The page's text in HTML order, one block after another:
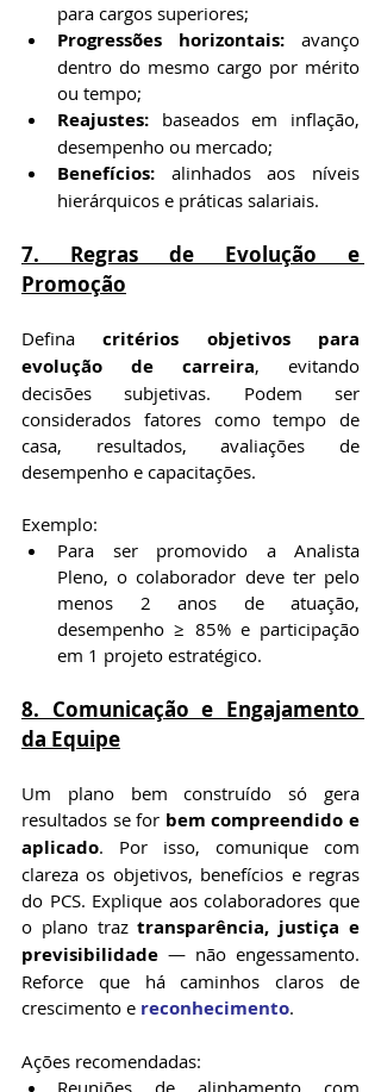
para cargos superiores;
Progressões horizontais: avanço
dentro do mesmo cargo por mérito
ou tempo;
Reajustes: baseados em inflação,
desempenho ou mercado;
Benefícios: alinhados aos níveis
hierárquicos e práticas salariais.
7. Regras de Evolução e
Promoção
Defina critérios objetivos para
evolução de carreira, evitando
decisões subjetivas. Podem ser
considerados fatores como tempo de
casa, resultados, avaliações de
desempenho e capacitações.
Exemplo:
Para ser promovido a Analista
Pleno, o colaborador deve ter pelo
menos 2 anos de atuação,
desempenho ≥ 85% e participação
em 1 projeto estratégico.
8. Comunicação e Engajamento
da Equipe
Um plano bem construído só gera
resultados se for bem compreendido e
aplicado. Por isso, comunique com
clareza os objetivos, benefícios e regras
do PCS. Explique aos colaboradores que
o plano traz transparência, justiça e
previsibilidade — não engessamento.
Reforce que há caminhos claros de
crescimento e reconhecimento.
Ações recomendadas:
Reuniões de alinhamento com